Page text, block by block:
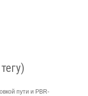
пути и PBR-